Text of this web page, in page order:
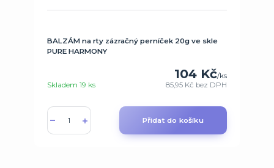
BALZÁM na rty zázračný perníček 20g ve skle
PURE HARMONY
104 Kč/ks
85,95 Kč bez DPH
Skladem 19 ks
Přidat do košíku